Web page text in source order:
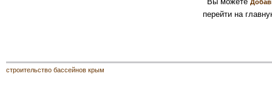
перейти на
строительство бассейнов крым